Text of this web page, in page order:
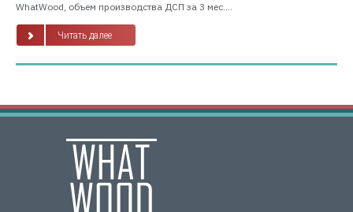
WhatWood, объем производства ДСП за 3 мес....
Читать далее